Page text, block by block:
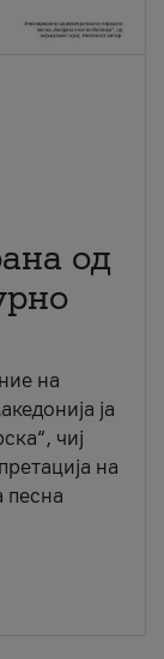
од
на
ја
чиј
на
песна